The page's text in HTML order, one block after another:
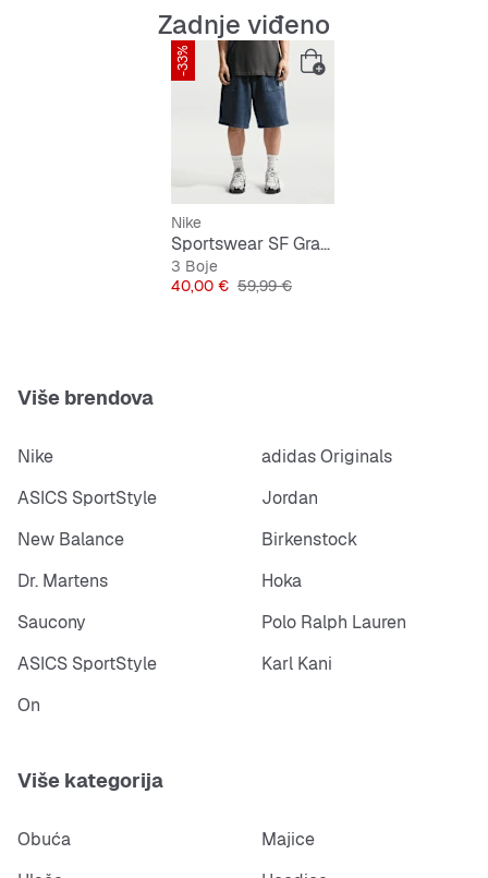
Izdržljiv i jednostavan za održavanje materijal
Praktični džepovi sprijeda i straga
Istaknuti Nike logo kao detalj
Zadnje viđeno
-33%
Nike
Sportswear SF Graphic Short
3 Boje
Cijena
40,00 € Originalna cijena
59,99 €
Više brendova
Nike
adidas Originals
ASICS SportStyle
Jordan
New Balance
Birkenstock
Dr. Martens
Hoka
Saucony
Polo Ralph Lauren
ASICS SportStyle
Karl Kani
On
Više kategorija
Obuća
Majice